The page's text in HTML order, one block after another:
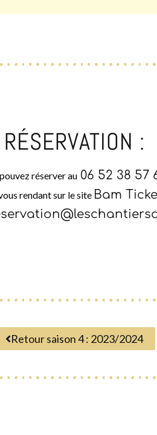
RÉSERVATION :
réserver au 06 52 38 57
rendant sur le site Bam
Retour saison 4 : 2023/2024